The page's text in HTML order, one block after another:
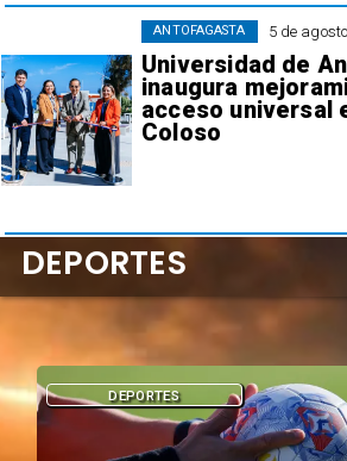
5 de
Universidad de
inaugura
acceso universal
Coloso
ANTOFAGASTA
DEPORTES
DEPORTES